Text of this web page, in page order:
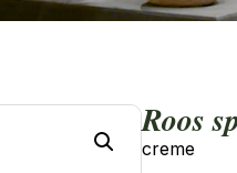
Roos
creme